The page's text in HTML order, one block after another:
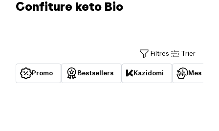
Confiture keto Bio
Filtres Trier
Promo Bestsellers Kazidomi Mes